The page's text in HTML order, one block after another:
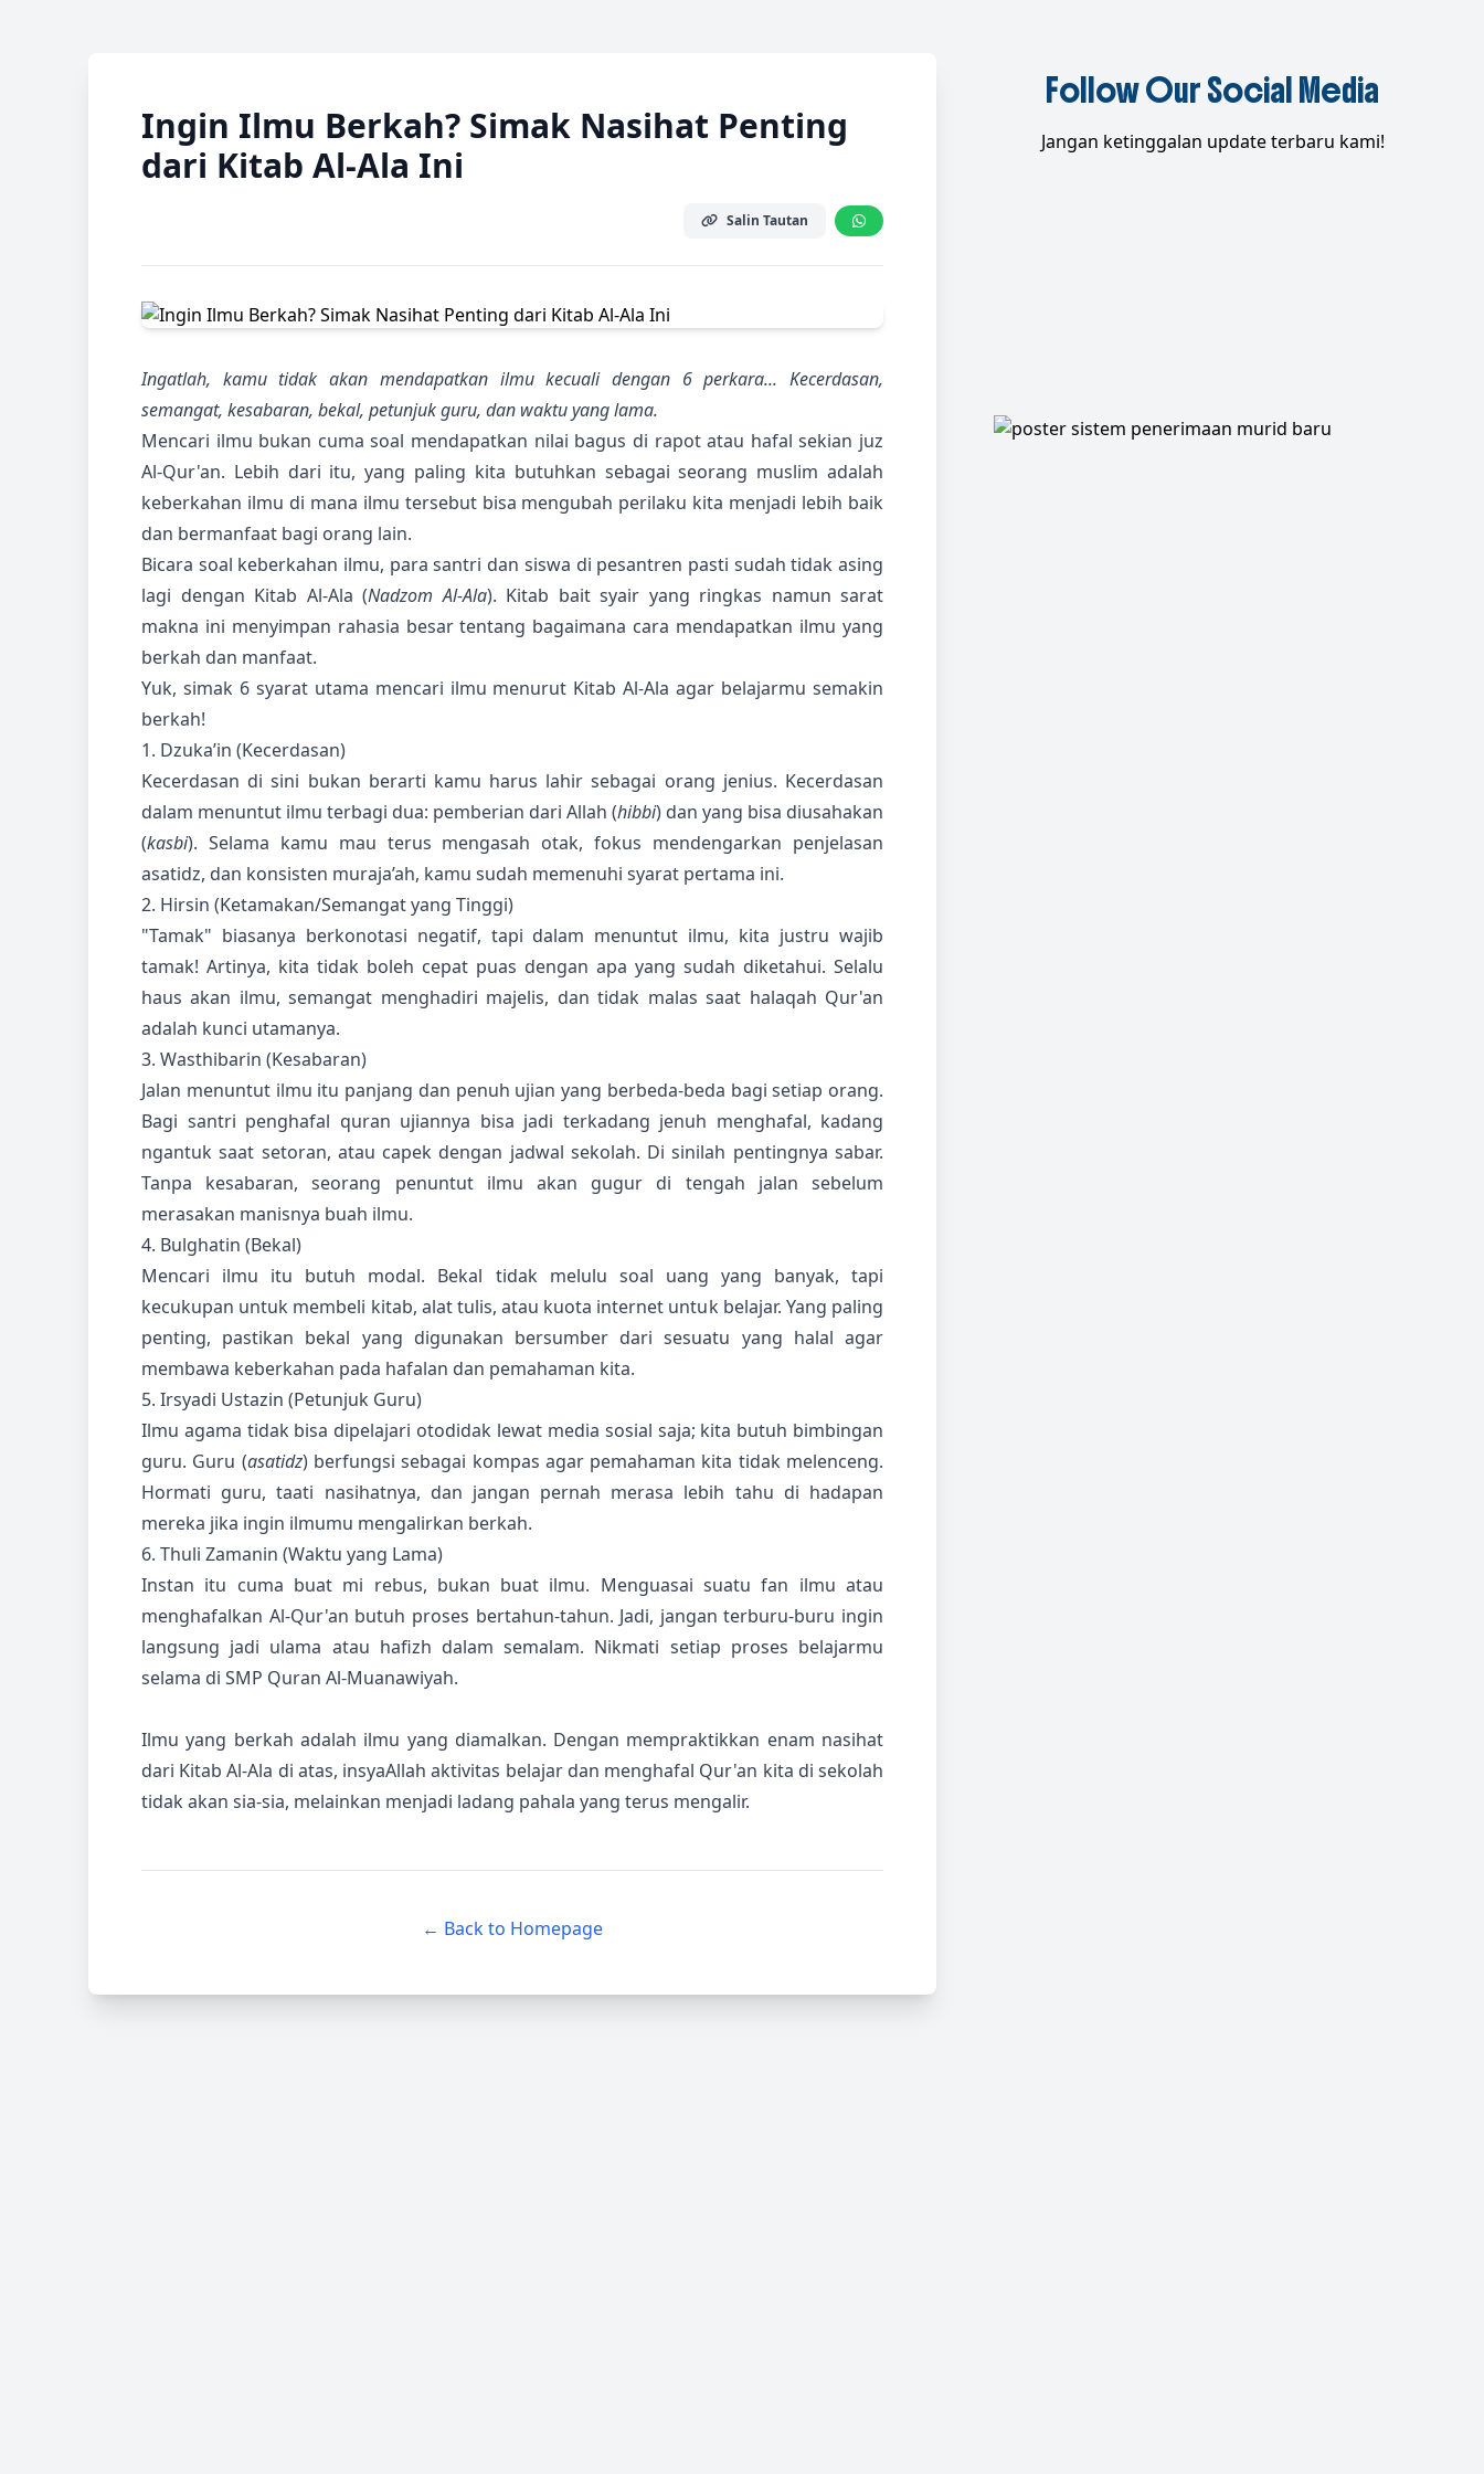
Ingin Ilmu Berkah? Simak Nasihat Penting
dari Kitab Al-Ala Ini
Salin Tautan
Ingatlah, kamu tidak akan mendapatkan ilmu kecuali dengan 6 perkara... Kecerdasan,
semangat, kesabaran, bekal, petunjuk guru, dan waktu yang lama.
Mencari ilmu bukan cuma soal mendapatkan nilai bagus di rapot atau hafal sekian juz
Al-Qur'an. Lebih dari itu, yang paling kita butuhkan sebagai seorang muslim adalah
keberkahan ilmu di mana ilmu tersebut bisa mengubah perilaku kita menjadi lebih baik
dan bermanfaat bagi orang lain.
Bicara soal keberkahan ilmu, para santri dan siswa di pesantren pasti sudah tidak asing
lagi dengan Kitab Al-Ala (Nadzom Al-Ala). Kitab bait syair yang ringkas namun sarat
makna ini menyimpan rahasia besar tentang bagaimana cara mendapatkan ilmu yang
berkah dan manfaat.
Yuk, simak 6 syarat utama mencari ilmu menurut Kitab Al-Ala agar belajarmu semakin
berkah!
1. Dzuka’in (Kecerdasan)
Kecerdasan di sini bukan berarti kamu harus lahir sebagai orang jenius. Kecerdasan
dalam menuntut ilmu terbagi dua: pemberian dari Allah (hibbi) dan yang bisa diusahakan
(kasbi). Selama kamu mau terus mengasah otak, fokus mendengarkan penjelasan
asatidz, dan konsisten muraja’ah, kamu sudah memenuhi syarat pertama ini.
2. Hirsin (Ketamakan/Semangat yang Tinggi)
"Tamak" biasanya berkonotasi negatif, tapi dalam menuntut ilmu, kita justru wajib
tamak! Artinya, kita tidak boleh cepat puas dengan apa yang sudah diketahui. Selalu
haus akan ilmu, semangat menghadiri majelis, dan tidak malas saat halaqah Qur'an
adalah kunci utamanya.
3. Wasthibarin (Kesabaran)
Jalan menuntut ilmu itu panjang dan penuh ujian yang berbeda-beda bagi setiap orang.
Bagi santri penghafal quran ujiannya bisa jadi terkadang jenuh menghafal, kadang
ngantuk saat setoran, atau capek dengan jadwal sekolah. Di sinilah pentingnya sabar.
Tanpa kesabaran, seorang penuntut ilmu akan gugur di tengah jalan sebelum
merasakan manisnya buah ilmu.
4. Bulghatin (Bekal)
Mencari ilmu itu butuh modal. Bekal tidak melulu soal uang yang banyak, tapi
kecukupan untuk membeli kitab, alat tulis, atau kuota internet untuk belajar. Yang paling
penting, pastikan bekal yang digunakan bersumber dari sesuatu yang halal agar
membawa keberkahan pada hafalan dan pemahaman kita.
5. Irsyadi Ustazin (Petunjuk Guru)
Ilmu agama tidak bisa dipelajari otodidak lewat media sosial saja; kita butuh bimbingan
guru. Guru (asatidz) berfungsi sebagai kompas agar pemahaman kita tidak melenceng.
Hormati guru, taati nasihatnya, dan jangan pernah merasa lebih tahu di hadapan
mereka jika ingin ilmumu mengalirkan berkah.
6. Thuli Zamanin (Waktu yang Lama)
Instan itu cuma buat mi rebus, bukan buat ilmu. Menguasai suatu fan ilmu atau
menghafalkan Al-Qur'an butuh proses bertahun-tahun. Jadi, jangan terburu-buru ingin
langsung jadi ulama atau hafizh dalam semalam. Nikmati setiap proses belajarmu
selama di SMP Quran Al-Muanawiyah.
Ilmu yang berkah adalah ilmu yang diamalkan. Dengan mempraktikkan enam nasihat
dari Kitab Al-Ala di atas, insyaAllah aktivitas belajar dan menghafal Qur'an kita di sekolah
tidak akan sia-sia, melainkan menjadi ladang pahala yang terus mengalir.
← Back to Homepage
Follow Our Social Media
Jangan ketinggalan update terbaru kami!